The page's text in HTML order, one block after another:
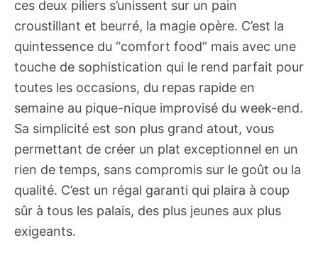
ces deux piliers s’unissent sur un pain
croustillant et beurré, la magie opère. C’est la
quintessence du “comfort food” mais avec une
touche de sophistication qui le rend parfait pour
toutes les occasions, du repas rapide en
semaine au pique-nique improvisé du week-end.
Sa simplicité est son plus grand atout, vous
permettant de créer un plat exceptionnel en un
rien de temps, sans compromis sur le goût ou la
qualité. C’est un régal garanti qui plaira à coup
sûr à tous les palais, des plus jeunes aux plus
exigeants.